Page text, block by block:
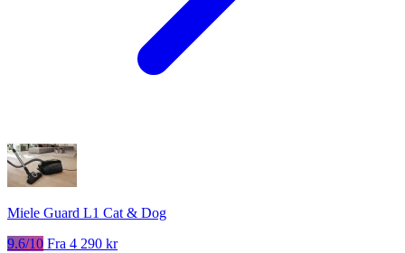
Miele Guard L1 Cat & Dog
9.6/10 Fra 4 290 kr